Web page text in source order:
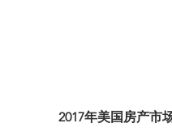
2017年美国房产市